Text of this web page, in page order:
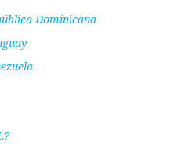
Dominicana